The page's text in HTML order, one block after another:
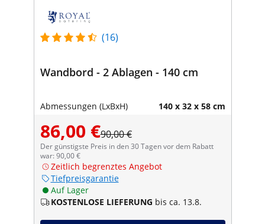
(16)
Wandbord - 2 Ablagen - 140 cm
Abmessungen (LxBxH) 140 x 32 x 58 cm
86,00 €90,00 €
Der günstigste Preis in den 30 Tagen vor dem Rabatt
war: 90,00 €
Zeitlich begrenztes Angebot
Tiefpreisgarantie
Auf Lager
KOSTENLOSE LIEFERUNG bis ca. 13.8.